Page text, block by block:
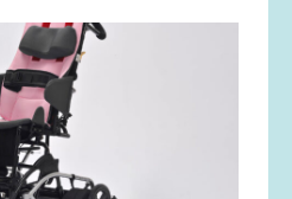
。 補装具費支給の対象となる